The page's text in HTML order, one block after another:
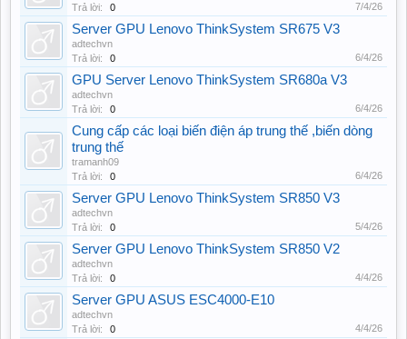
Trả lời:
0 7/4/26
Server GPU Lenovo ThinkSystem SR675 V3
adtechvn
Trả lời:
0 6/4/26
GPU Server Lenovo ThinkSystem SR680a V3
adtechvn
Trả lời:
0 6/4/26
Cung cấp các loại biến điện áp trung thế ,biến dòng
trung thế
tramanh09
Trả lời:
0 6/4/26
Server GPU Lenovo ThinkSystem SR850 V3
adtechvn
Trả lời:
0 5/4/26
Server GPU Lenovo ThinkSystem SR850 V2
adtechvn
Trả lời:
0 4/4/26
Server GPU ASUS ESC4000-E10
adtechvn
Trả lời:
0 4/4/26